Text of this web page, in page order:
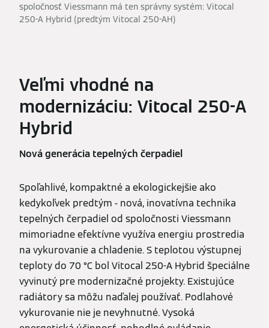
spoločnosť Viessmann má ten správny systém: Vitocal
250-A Hybrid (predtým Vitocal 250-AH)
Veľmi vhodné na
modernizáciu: Vitocal 250-A
Hybrid
Nová generácia tepelných čerpadiel
Spoľahlivé, kompaktné a ekologickejšie ako
kedykoľvek predtým - nová, inovatívna technika
tepelných čerpadiel od spoločnosti Viessmann
mimoriadne efektívne využíva energiu prostredia
na vykurovanie a chladenie. S teplotou výstupnej
teploty do 70 °C bol Vitocal 250-A Hybrid špeciálne
vyvinutý pre modernizačné projekty. Existujúce
radiátory sa môžu naďalej používať. Podlahové
vykurovanie nie je nevyhnutné. Vysoká